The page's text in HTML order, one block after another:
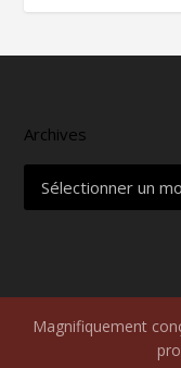
Archives
Magnifiquement